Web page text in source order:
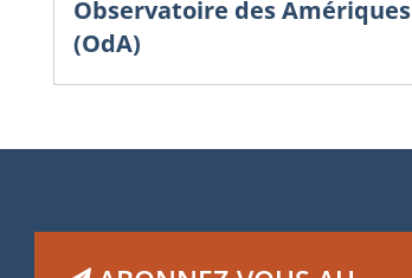
Observatoire des Amériques
(OdA)